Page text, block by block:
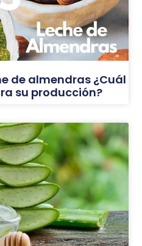
de almendras ¿Cuál
su producción?